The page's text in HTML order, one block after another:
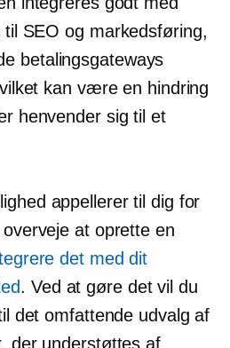
til SEO og markedsføring,
betalingsgateways
kan være en hindring
henvender sig til et
appellerer til dig for
at oprette en
det med dit
. Ved at gøre det vil du
det omfattende udvalg af
der understøttes af